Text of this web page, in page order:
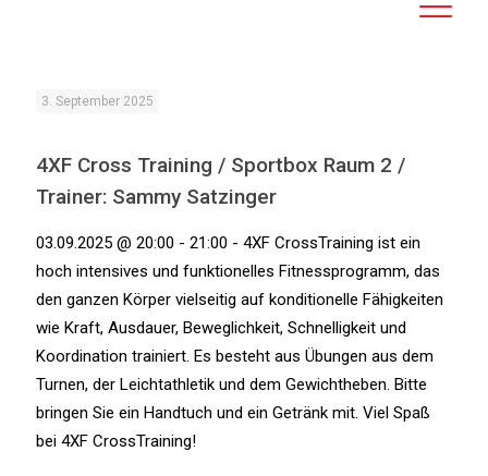
3. September 2025
4XF Cross Training / Sportbox Raum 2 /
Trainer: Sammy Satzinger
03.09.2025 @ 20:00 - 21:00 - 4XF CrossTraining ist ein
hoch intensives und funktionelles Fitnessprogramm, das
den ganzen Körper vielseitig auf konditionelle Fähigkeiten
wie Kraft, Ausdauer, Beweglichkeit, Schnelligkeit und
Koordination trainiert. Es besteht aus Übungen aus dem
Turnen, der Leichtathletik und dem Gewichtheben. Bitte
bringen Sie ein Handtuch und ein Getränk mit. Viel Spaß
bei 4XF CrossTraining!